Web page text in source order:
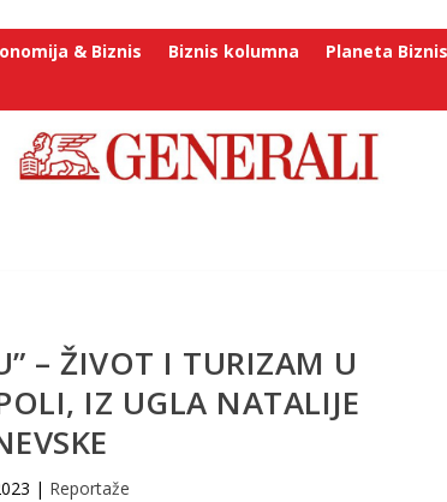
& Biznis Biznis kolumna Planeta Biznis
– ŽIVOT I TURIZAM U
IZ UGLA NATALIJE
| Reportaže